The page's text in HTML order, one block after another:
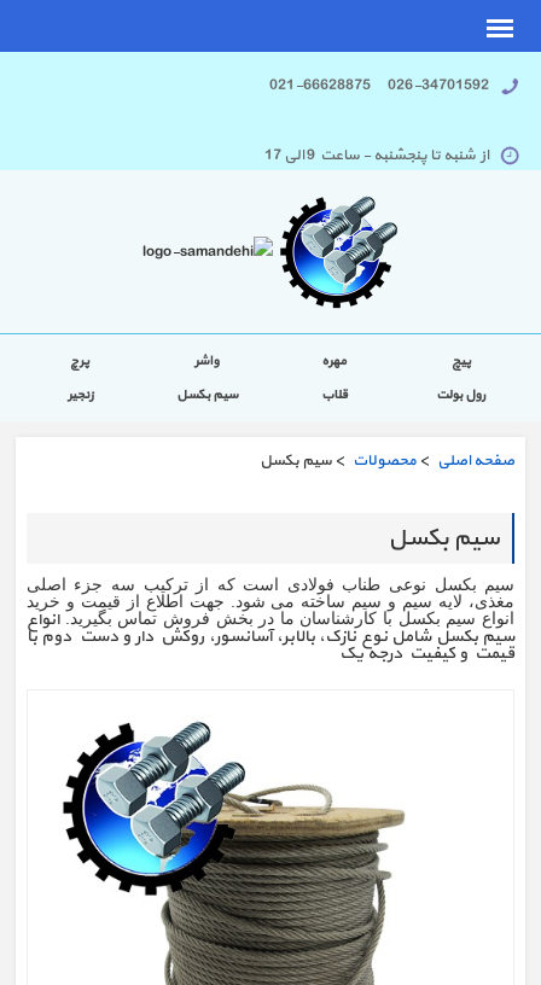
026-34701592 021-66628875
از شنبه تا پنجشنبه - ساعت 9 الی 17
پیچ مهره واشر
پرچ
رول بولت
قلاب سیم بکسل زنجیر
صفحه اصلی > محصولات > سیم بکسل
سیم بکسل
سیم بکسل نوعی طناب فولادی است که از ترکیب سه جزء اصلی
مغذی، لایه سیم و سیم ساخته می شود. جهت اطلاع از قیمت و خرید
انواع سیم بکسل با کارشناسان ما در بخش فروش تماس بگیرید.انواع
سیم بکسل شامل نوع نازک، بالابر، آسانسور، روکش دار و دست دوم با
قیمت و کیفیت درجه یک